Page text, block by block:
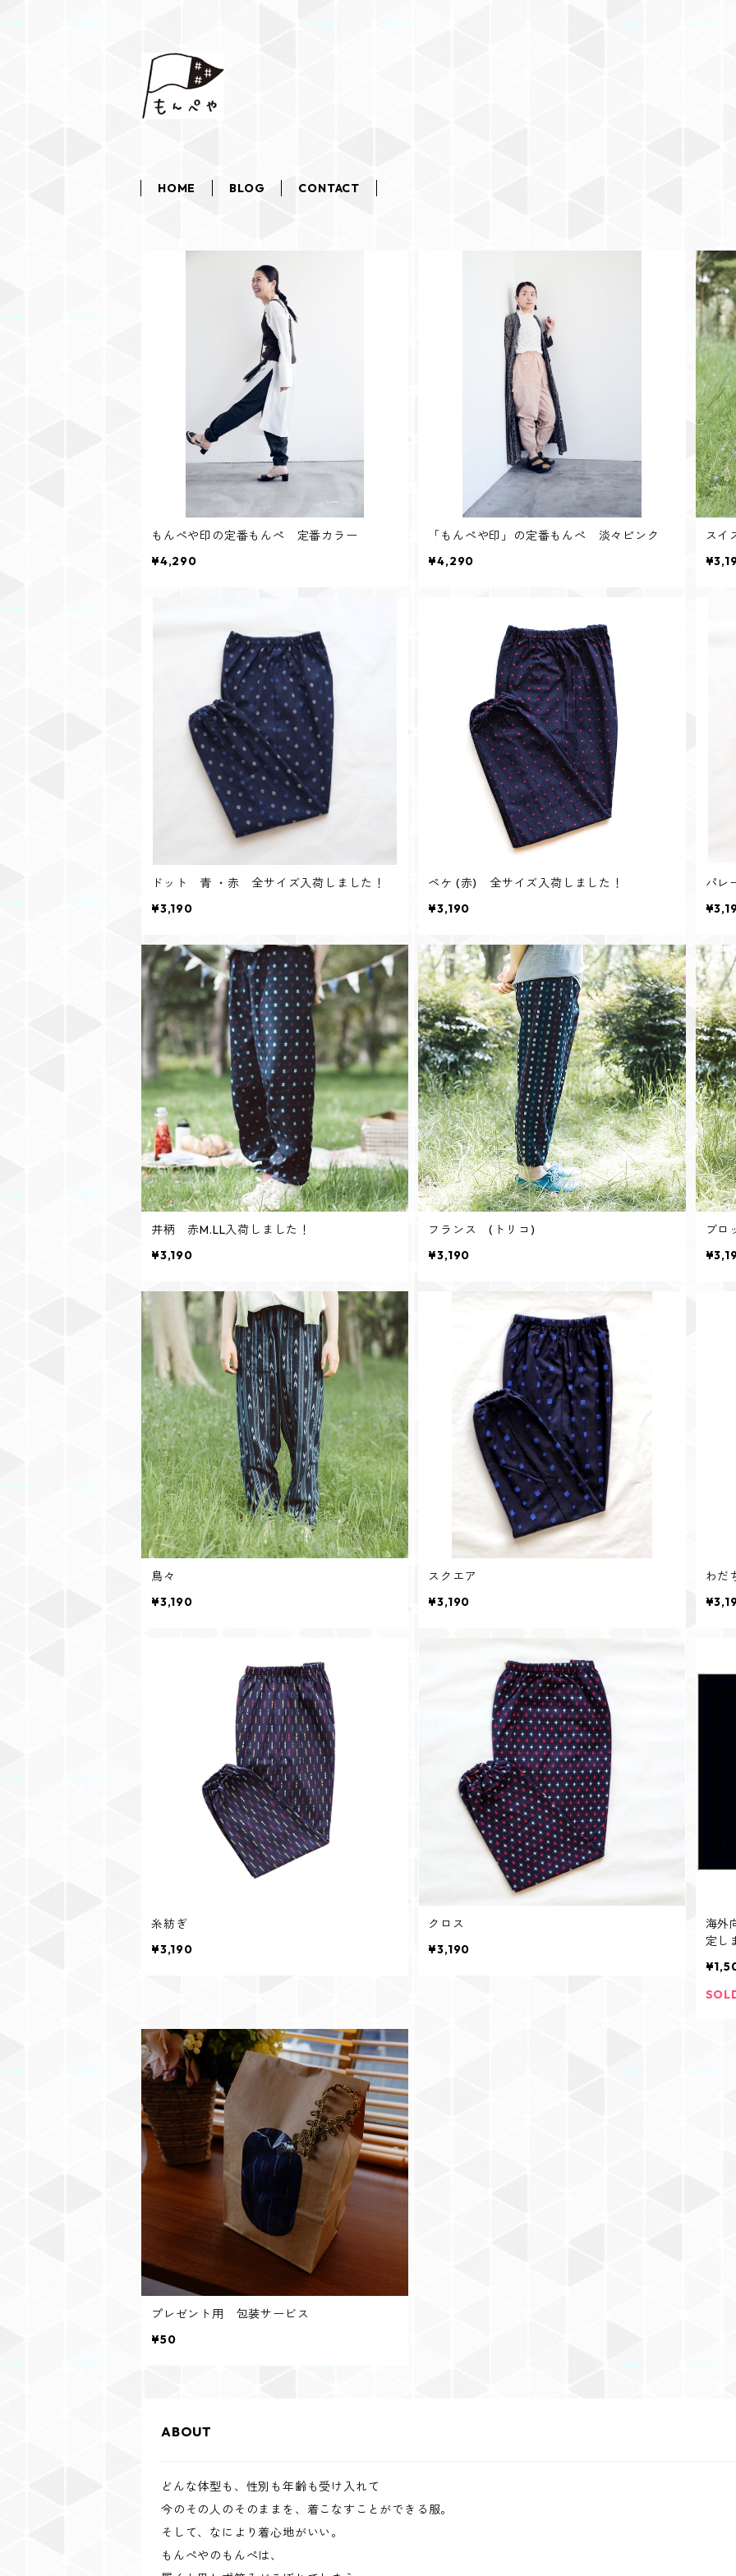
HOME BLOG CONTACT
もんぺや印の定番もんぺ 定番カラー
¥4,290
「もんぺや印」の定番もんぺ 淡々ピンク
¥4,290
スイ
ドット 青 ・赤 全サイズ入荷しました！
¥3,190
ペケ (赤) 全サイズ入荷しました！
¥3,190
パ
井柄 赤M.LL入荷しました！
¥3,190
フランス (トリコ)
¥3,190
ブロ
鳥々
¥3,190
スクエア
¥3,190
わだ
糸紡ぎ
¥3,190
クロス
¥3,190
海外
定し
プレゼント用 包装サービス
¥50
ABOUT
どんな体型も、性別も年齢も受け入れて
今のその人のそのままを、着こなすことができる服。
そして、なにより着心地がいい。
もんぺやのもんぺは、